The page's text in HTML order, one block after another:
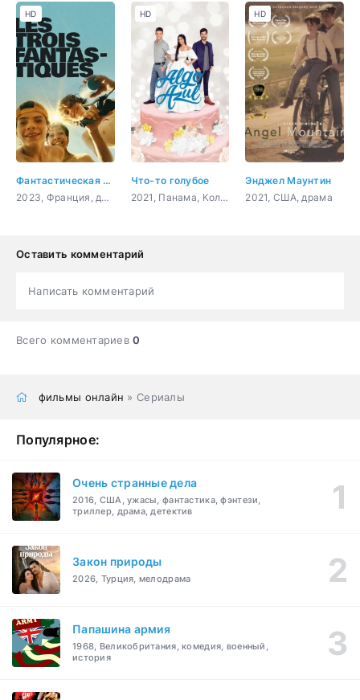
Фантастическая тройка
2023, Франция, драма
HD
Что-то голубое
2021, Панама, Колумбия, комедия
HD
Энджел Маунтин
2021, США, драма
HD
Оставить комментарий
Написать комментарий
Всего комментариев0
фильмы онлайн » Сериалы
Популярное:
Очень странные дела
2016, США, ужасы, фантастика, фэнтези,
триллер, драма, детектив
Закон природы
2026, Турция, мелодрама
Папашина армия
1968, Великобритания, комедия, военный,
история